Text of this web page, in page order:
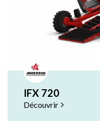
IFX 720
Découvrir